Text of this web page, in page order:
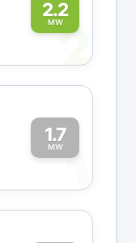
2.2
MW2
1.7
MW1